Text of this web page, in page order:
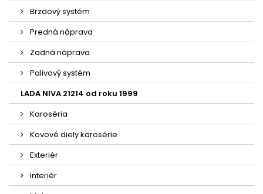
Brzdový systém
Predná náprava
Zadná náprava
Palivový systém
LADA NIVA 21214 od roku 1999
Karoséria
Kovové diely karosérie
Exteriér
Interiér